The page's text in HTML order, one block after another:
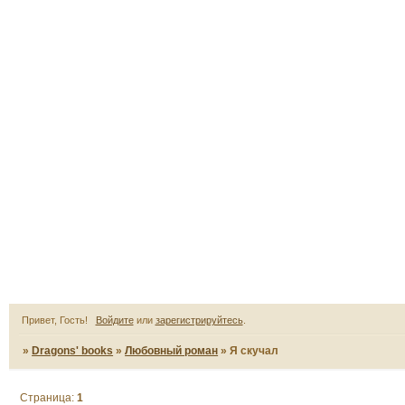
Привет, Гость! Войдитеили зарегистрируйтесь.
»Dragons' books »Любовный роман »Я скучал
Страница:1